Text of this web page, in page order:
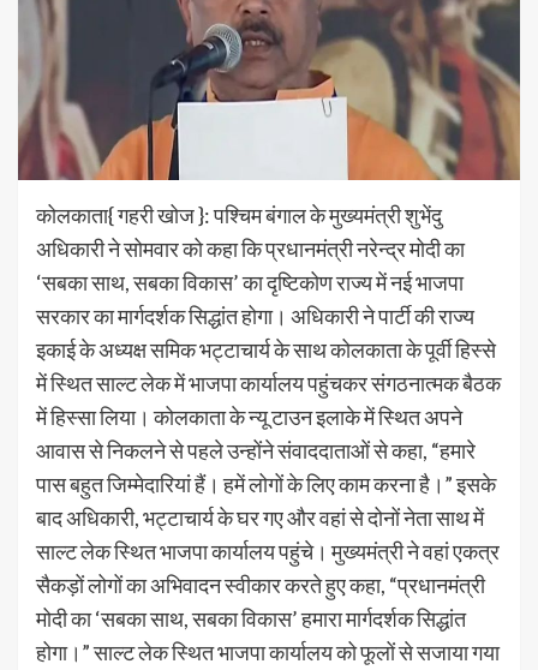
कोलकाता{ गहरी खोज }: पश्चिम बंगाल के मुख्यमंत्री शुभेंदु
अधिकारी ने सोमवार को कहा कि प्रधानमंत्री नरेन्द्र मोदी का
‘सबका साथ, सबका विकास’ का दृष्टिकोण राज्य में नई भाजपा
सरकार का मार्गदर्शक सिद्धांत होगा। अधिकारी ने पार्टी की राज्य
इकाई के अध्यक्ष समिक भट्टाचार्य के साथ कोलकाता के पूर्वी हिस्से
में स्थित साल्ट लेक में भाजपा कार्यालय पहुंचकर संगठनात्मक बैठक
में हिस्सा लिया। कोलकाता के न्यू टाउन इलाके में स्थित अपने
आवास से निकलने से पहले उन्होंने संवाददाताओं से कहा, “हमारे
पास बहुत जिम्मेदारियां हैं। हमें लोगों के लिए काम करना है।” इसके
बाद अधिकारी, भट्टाचार्य के घर गए और वहां से दोनों नेता साथ में
साल्ट लेक स्थित भाजपा कार्यालय पहुंचे। मुख्यमंत्री ने वहां एकत्र
सैकड़ों लोगों का अभिवादन स्वीकार करते हुए कहा, “प्रधानमंत्री
मोदी का ‘सबका साथ, सबका विकास’ हमारा मार्गदर्शक सिद्धांत
होगा।” साल्ट लेक स्थित भाजपा कार्यालय को फूलों से सजाया गया